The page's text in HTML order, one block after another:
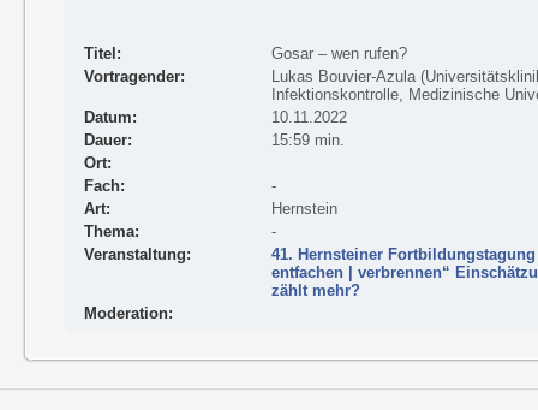
Titel:
Gosar – wen rufen?
Vortragender:
Lukas Bouvier-Azula
Infektionskontrolle, Medizinische
Datum:
10.11.2022
Dauer:
15:59 min.
Ort:
Fach:
-
Art:
Hernstein
Thema:
-
Veranstaltung:
41. Hernsteiner
entfachen | verbrennen“
zählt mehr?
Moderation: